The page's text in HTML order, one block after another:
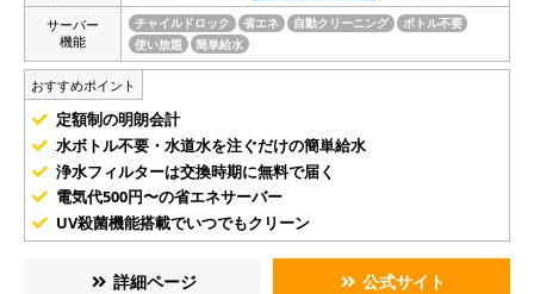
サーバー
機能
チャイルドロック 省エネ 自動クリーニング
ボトル不要
使い放題
簡単給水
おすすめポイント
定額制の明朗会計
水ボトル不要・水道水を注ぐだけの簡単給水
浄水フィルターは交換時期に無料で届く
電気代500円〜の省エネサーバー
UV殺菌機能搭載でいつでもクリーン
詳細ページ 公式サイト